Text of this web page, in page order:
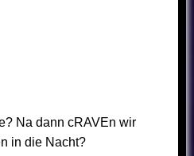
Na dann cRAVEn wir
in die Nacht?